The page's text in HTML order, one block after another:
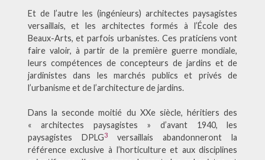
Et de l’autre les (ingénieurs) architectes paysagistes
versaillais, et les architectes formés à l’École des
Beaux-Arts, et parfois urbanistes. Ces praticiens vont
faire valoir, à partir de la première guerre mondiale,
leurs compétences de concepteurs de jardins et de
jardinistes dans les marchés publics et privés de
l’urbanisme et de l’architecture de jardins.
Dans la seconde moitié du XXe siècle, héritiers des
« architectes paysagistes » d’avant 1940, les
paysagistes DPLG3versaillais abandonneront la
référence exclusive à l’horticulture et aux disciplines